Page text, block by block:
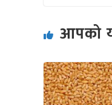
आपको